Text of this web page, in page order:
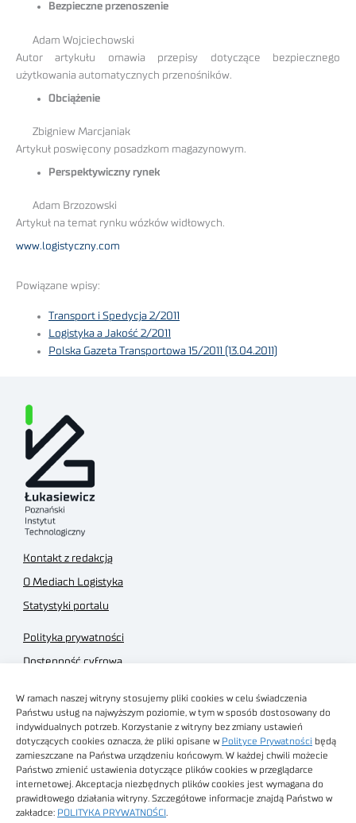
W ramach naszej witryny stosujemy pliki cookies w celu świadczenia
Państwu usług na najwyższym poziomie, w tym w sposób dostosowany do
indywidualnych potrzeb. Korzystanie z witryny bez zmiany ustawień
dotyczących cookies oznacza, że pliki opisane w Polityce Prywatności będą
zamieszczane na Państwa urządzeniu końcowym. W każdej chwili możecie
Państwo zmienić ustawienia dotyczące plików cookies w przeglądarce
internetowej. Akceptacja niezbędnych plików cookies jest wymagana do
prawidłowego działania witryny. Szczegółowe informacje znajdą Państwo w
zakładce: POLITYKA PRYWATNOŚCI
Bezpieczne przenoszenie
Adam Wojciechowski
Autor artykułu omawia przepisy dotyczące bezpiecznego
użytkowania automatycznych przenośników.
Obciążenie
Zbigniew Marcjaniak
Artykuł poswięcony posadzkom magazynowym.
Perspektywiczny rynek
Adam Brzozowski
Artykuł na temat rynku wózków widłowych.
www.logistyczny.com
Powiązane wpisy:
Transport i Spedycja 2/2011
Logistyka a Jakość 2/2011
Polska Gazeta Transportowa 15/2011 (13.04.2011)
Kontakt z redakcją
O Mediach Logistyka
Statystyki portalu
Polityka prywatności
Dostępność cyfrowa
Regulamin sklepu
Obrazy stockowe
autorstwa